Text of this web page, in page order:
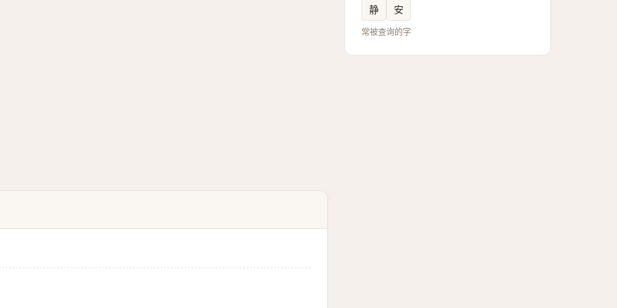
静 安
常被查询的字